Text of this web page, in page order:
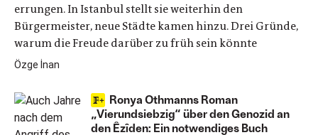
errungen. In Istanbul stellt sie weiterhin den
Bürgermeister, neue Städte kamen hinzu. Drei Gründe,
warum die Freude darüber zu früh sein könnte
Özge İnan
Ronya Othmanns Roman
„Vierundsiebzig“ über den Genozid an
den Êzîden: Ein notwendiges Buch